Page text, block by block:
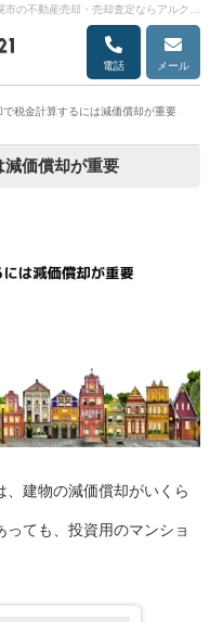
電話 メール
税金計算するには減価償却が重要
減価償却が重要
建物の減価償却がいくら
ても、投資用のマンショ